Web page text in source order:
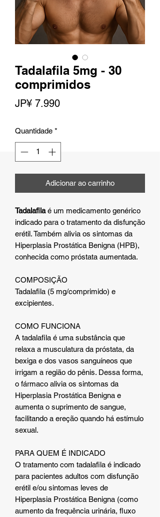
Tadalafila 5mg - 30
comprimidos
JP¥ 7.990Preço
Quantidade *
Adicionar ao carrinho
Tadalafilaé um medicamento genérico
indicado para o tratamento da disfunção
erétil. Também alivia os sintomas da
Hiperplasia Prostática Benigna (HPB),
conhecida como próstata aumentada.
COMPOSIÇÃO
Tadalafila (5 mg/comprimido) e
excipientes.
COMO FUNCIONA
A tadalafila é uma substância que
relaxa a musculatura da próstata, da
bexiga e dos vasos sanguíneos que
irrigam a região do pênis. Dessa forma,
o fármaco alivia os sintomas da
Hiperplasia Prostática Benigna e
aumenta o suprimento de sangue,
facilitando a ereção quando há estímulo
sexual.
PARA QUEM É INDICADO
O tratamento com tadalafila é indicado
para pacientes adultos com disfunção
erétil e/ou sintomas leves de
Hiperplasia Prostática Benigna (como
aumento da frequência urinária, fluxo